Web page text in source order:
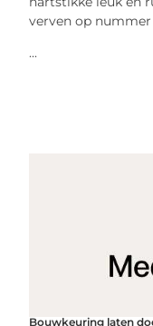
verven op nummer
...
Bouwkeuring laten